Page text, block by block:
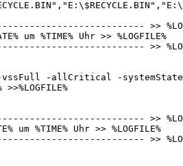
>>
um %TIME% Uhr >> %LOGFILE%
>>
-allCritical -systemState -
>>%LOGFILE%
>>
um %TIME% Uhr >> %LOGFILE%
>>